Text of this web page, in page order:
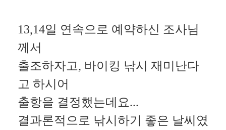
13,14일 연속으로 예약하신 조사님
께서
출조하자고, 바이킹 낚시 재미난다
고 하시어
출항을 결정했는데요...
결과론적으로 낚시하기 좋은 날씨였